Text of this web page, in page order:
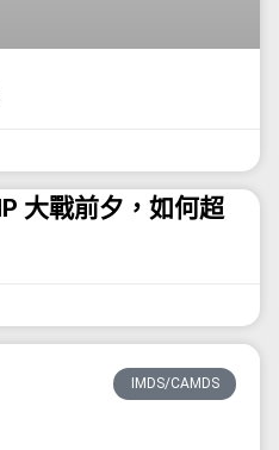
大戰前夕，如何超
IMDS/CAMDS